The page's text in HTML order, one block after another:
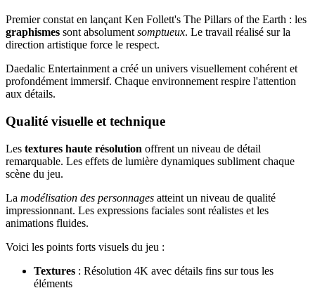
Premier constat en lançant Ken Follett's The Pillars of the Earth : les
graphismes sont absolument somptueux. Le travail réalisé sur la
direction artistique force le respect.
Daedalic Entertainment a créé un univers visuellement cohérent et
profondément immersif. Chaque environnement respire l'attention
aux détails.
Qualité visuelle et technique
Les textures haute résolution offrent un niveau de détail
remarquable. Les effets de lumière dynamiques subliment chaque
scène du jeu.
La modélisation des personnages atteint un niveau de qualité
impressionnant. Les expressions faciales sont réalistes et les
animations fluides.
Voici les points forts visuels du jeu :
Textures : Résolution 4K avec détails fins sur tous les
éléments